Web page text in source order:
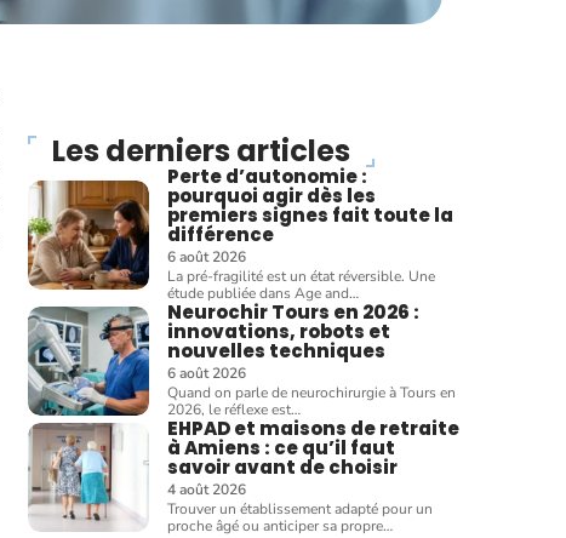
Les derniers articles
Perte d’autonomie :
pourquoi agir dès les
premiers signes fait toute la
différence
6 août 2026
La pré-fragilité est un état réversible. Une
étude publiée dans Age and…
Neurochir Tours en 2026 :
innovations, robots et
nouvelles techniques
6 août 2026
Quand on parle de neurochirurgie à Tours en
2026, le réflexe est…
EHPAD et maisons de retraite
à Amiens : ce qu’il faut
savoir avant de choisir
4 août 2026
Trouver un établissement adapté pour un
proche âgé ou anticiper sa propre…